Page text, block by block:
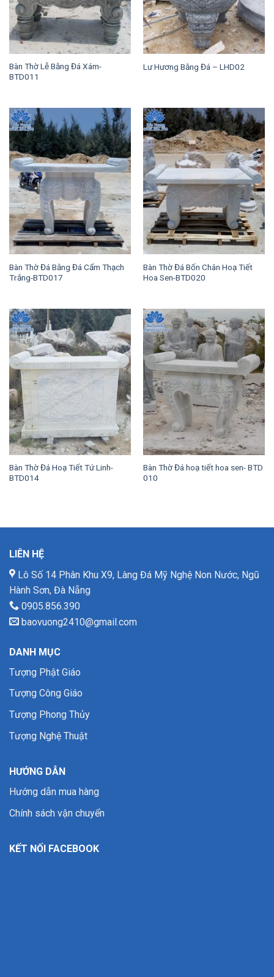
Bàn Thờ Lễ Bằng Đá Xám-
BTD011
Lư Hương Bằng Đá – LHD02
Bàn Thờ Đá Bằng Đá Cẩm Thạch
Trắng-BTD017
Bàn Thờ Đá Bốn Chân Hoạ Tiết
Hoa Sen-BTD020
Bàn Thờ Đá Hoạ Tiết Tứ Linh-
BTD014
Bàn Thờ Đá hoạ tiết hoa sen- BTD
010
LIÊN HỆ
Lô Số 14 Phân Khu X9, Làng Đá Mỹ Nghệ Non Nước, Ngũ
Hành Sơn, Đà Nẵng
0905.856.390
baovuong2410@gmail.com
DANH MỤC
Tượng Phật Giáo
Tượng Công Giáo
Tượng Phong Thủy
Tượng Nghệ Thuật
HƯỚNG DẪN
Hướng dẫn mua hàng
Chính sách vận chuyển
KẾT NỐI FACEBOOK